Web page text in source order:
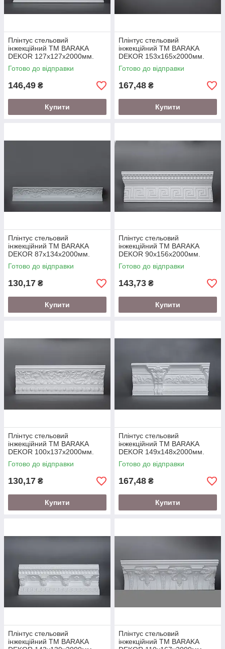
Плінтус стельовий
інжекційний ТМ BARAKA
DEKOR 127х127х2000мм.
Готово до відправки
146,49 ₴
Купити
Плінтус стельовий
інжекційний ТМ BARAKA
DEKOR 153х165х2000мм.
Готово до відправки
167,48 ₴
Купити
Плінтус стельовий
інжекційний ТМ BARAKA
DEKOR 87х134х2000мм.
Готово до відправки
130,17 ₴
Купити
Плінтус стельовий
інжекційний ТМ BARAKA
DEKOR 90х156х2000мм.
(підходить під натяжну
стелю)
Готово до відправки
143,73 ₴
Купити
Плінтус стельовий
інжекційний ТМ BARAKA
DEKOR 100х137х2000мм.
Готово до відправки
130,17 ₴
Купити
Плінтус стельовий
інжекційний ТМ BARAKA
DEKOR 149х148х2000мм.
Готово до відправки
167,48 ₴
Купити
Плінтус стельовий
інжекційний ТМ BARAKA
Плінтус стельовий
інжекційний ТМ BARAKA